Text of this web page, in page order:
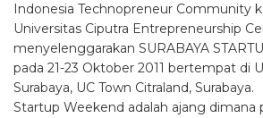
Indonesia Technopreneur Community
Universitas Ciputra Entrepreneurship
menyelenggarakan SURABAYA
pada 21-23 Oktober 2011 bertempat di
Surabaya, UC Town Citraland, Surabaya.
Startup Weekend adalah ajang dimana